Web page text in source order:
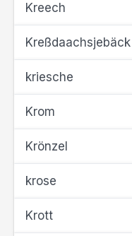
Kreech
Kreßdaachsjebäck
kriesche
Krom
Krönzel
krose
Krott